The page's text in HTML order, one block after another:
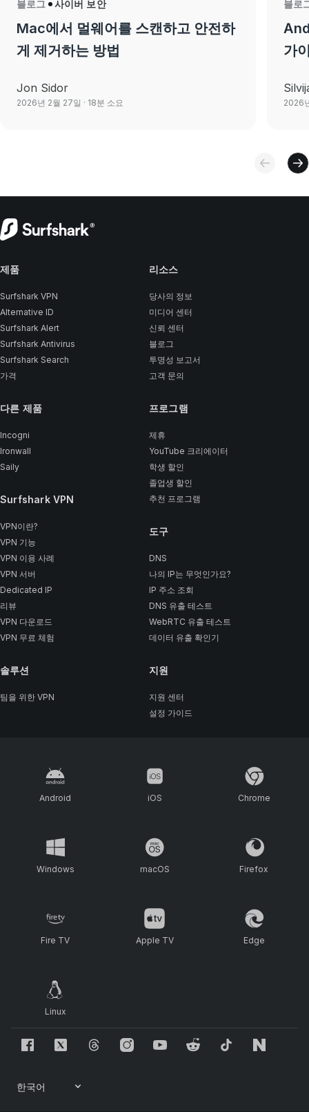
블로그 사이버 보안
Mac에서 멀웨어를 스캔하고 안전하
게 제거하는 방법
Jon Sidor
2026년 2월 27일 · 18분 소요
블로
가
2026
제품
Surfshark VPN
Alternative ID
Surfshark Alert
Surfshark Antivirus
Surfshark Search
가격
다른 제품
Incogni
Ironwall
Saily
Surfshark VPN
VPN이란?
VPN 기능
VPN 이용 사례
VPN 서버
Dedicated IP
리뷰
VPN 다운로드
VPN 무료 체험
솔루션
팀을 위한 VPN
리소스
당사의 정보
미디어 센터
신뢰 센터
블로그
투명성 보고서
고객 문의
프로그램
제휴
YouTube 크리에이터
학생 할인
졸업생 할인
추천 프로그램
도구
DNS
나의 IP는 무엇인가요?
IP 주소 조회
DNS 유출 테스트
WebRTC 유출 테스트
데이터 유출 확인기
지원
지원 센터
설정 가이드
Android iOS Chrome
Windows macOS Firefox
Fire TV Apple TV Edge
Linux